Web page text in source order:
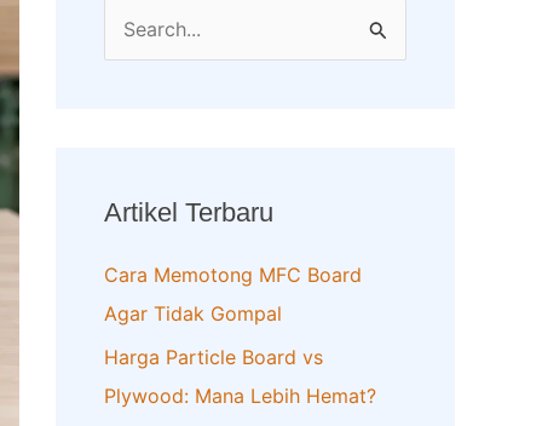
h
f
o
r
:
Artikel Terbaru
Cara Memotong MFC Board
Agar Tidak Gompal
Harga Particle Board vs
Plywood: Mana Lebih Hemat?